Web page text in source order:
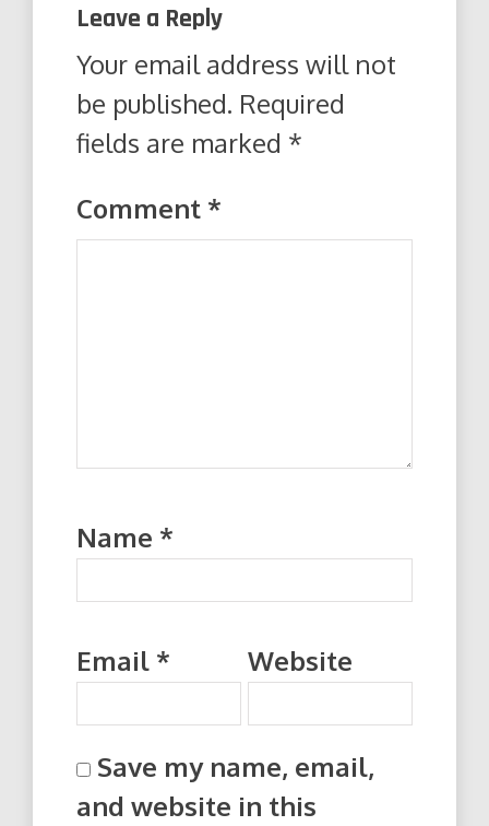
Leave a Reply
Your email address will not
be published. Required
fields are marked *
Comment *
Name *
Email * Website
Save my name, email,
and website in this